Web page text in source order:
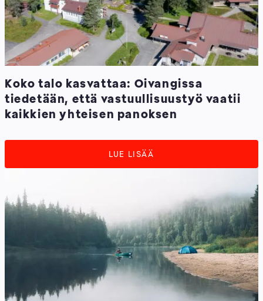
Koko talo kasvattaa: Oivangissa
tiedetään, että vastuullisuustyö vaatii
kaikkien yhteisen panoksen
LUE LISÄÄ